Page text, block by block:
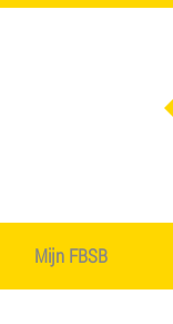
Partners
Mijn FBSB